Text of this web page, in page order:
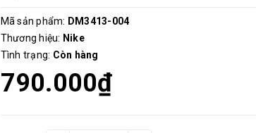
Mã sản phẩm: DM3413-004
Thương hiệu: Nike
Tình trạng: Còn hàng
790.000₫